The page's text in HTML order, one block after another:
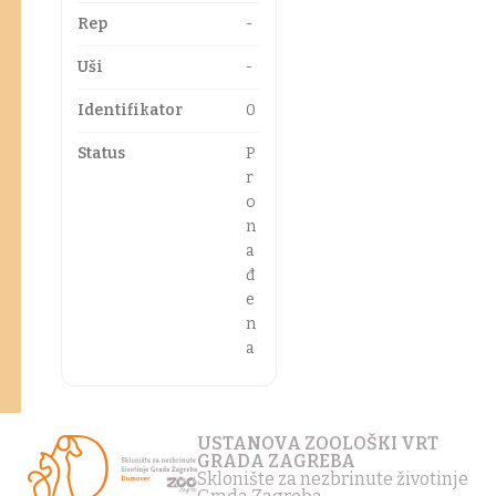
Rep -
Uši -
Identifikator 0
Status
P
r
o
n
a
đ
e
n
a
USTANOVA ZOOLOŠKI VRT
GRADA ZAGREBA
Sklonište za nezbrinute životinje